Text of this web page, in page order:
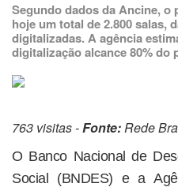
Segundo dados da Ancine,
hoje um total de 2.800 salas,
digitalizadas. A agência
digitalização alcance 80% do
763 visitas -Fonte:Rede
O Banco Nacional de
Social (BNDES) e a